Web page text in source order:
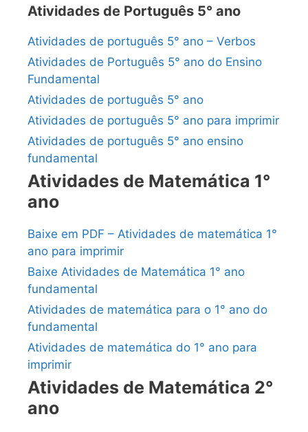
Atividades de Português 5° ano
Atividades de português 5° ano – Verbos
Atividades de Português 5° ano do Ensino
Fundamental
Atividades de português 5° ano
Atividades de português 5° ano para imprimir
Atividades de português 5° ano ensino
fundamental
Atividades de Matemática 1°
ano
Baixe em PDF – Atividades de matemática 1°
ano para imprimir
Baixe Atividades de Matemática 1° ano
fundamental
Atividades de matemática para o 1° ano do
fundamental
Atividades de matemática do 1° ano para
imprimir
Atividades de Matemática 2°
ano